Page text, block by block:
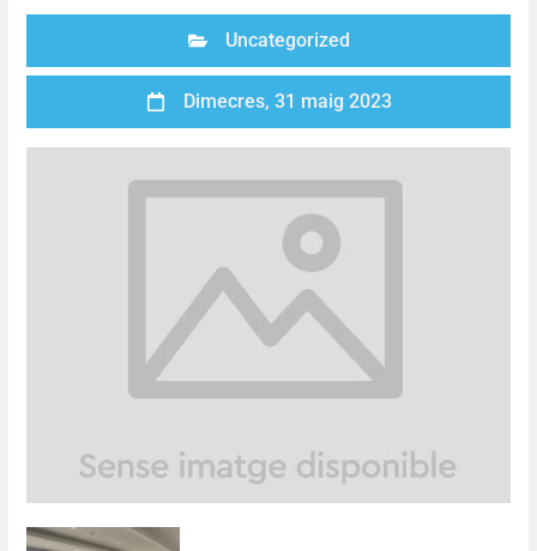
Uncategorized
Dimecres, 31 maig 2023